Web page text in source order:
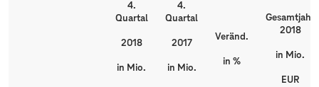
4.
Quartal
2018
in Mio.
4.
Quartal
2017
in Mio.
Veränd.
in %
Gesamtjahr
2018
in Mio.
EUR